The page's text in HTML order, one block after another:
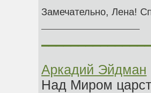
Замечательно, Лена!
Аркадий Эйдман
Над Миром